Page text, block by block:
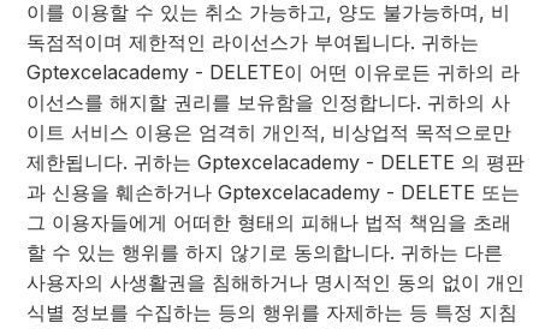
이를 이용할 수 있는 취소 가능하고, 양도 불가능하며, 비
독점적이며 제한적인 라이선스가 부여됩니다. 귀하는
Gptexcelacademy - DELETE이 어떤 이유로든 귀하의 라
이선스를 해지할 권리를 보유함을 인정합니다. 귀하의 사
이트 서비스 이용은 엄격히 개인적, 비상업적 목적으로만
제한됩니다. 귀하는 Gptexcelacademy - DELETE 의 평판
과 신용을 훼손하거나 Gptexcelacademy - DELETE 또는
그 이용자들에게 어떠한 형태의 피해나 법적 책임을 초래
할 수 있는 행위를 하지 않기로 동의합니다. 귀하는 다른
사용자의 사생활권을 침해하거나 명시적인 동의 없이 개인
식별 정보를 수집하는 등의 행위를 자제하는 등 특정 지침